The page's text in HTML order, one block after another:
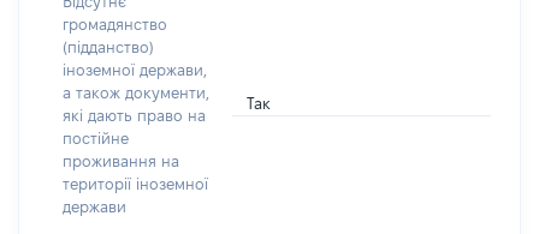
громадянство
(підданство)
іноземної держави,
а також документи,
які дають право на
постійне
проживання на
території іноземної
держави
Так